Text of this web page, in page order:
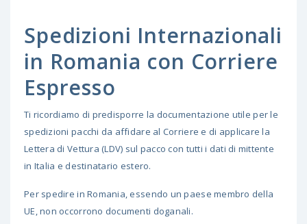
Spedizioni Internazionali
in Romania con Corriere
Espresso
Ti ricordiamo di predisporre la documentazione utile per le
spedizioni pacchi da affidare al Corriere e di applicare la
Lettera di Vettura (LDV) sul pacco con tutti i dati di mittente
in Italia e destinatario estero.
Per spedire in Romania, essendo un paese membro della
UE, non occorrono documenti doganali.